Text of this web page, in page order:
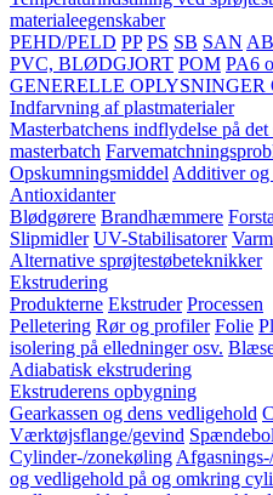
materialeegenskaber
PEHD/PELD PP PS SB SAN
PVC, BLØDGJORT POM PA6
GENERELLE
Indfarvning af plastmaterialer
Masterbatchens indflydelse på det
masterbatch
Opskumningsmiddel Additiver
Antioxidanter
Blødgørere Brandhæmmere
Slipmidler UV-Stabilisatorer
Alternative sprøjtestøbeteknikker
Ekstrudering
Produkterne Ekstruder Processen
Pelletering Rør og profiler Folie
isolering på elledninger osv.
Adiabatisk ekstrudering
Ekstruderens opbygning
Gearkassen og dens vedligehold
Værktøjsflange/gevind
Cylinder-/zonekøling
og vedligehold på og omkring